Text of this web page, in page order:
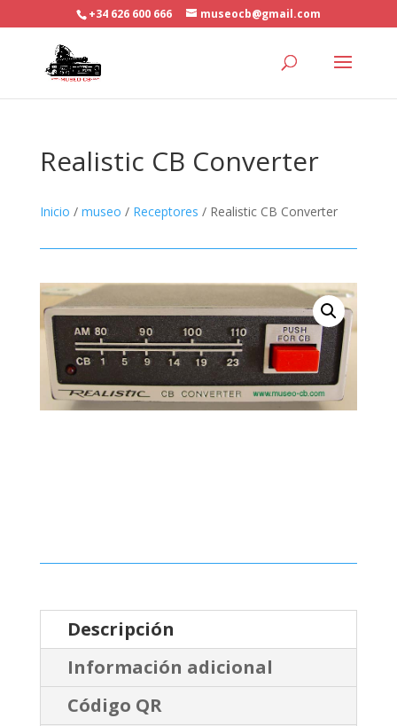
+34 626 600 666 museocb@gmail.com
Realistic CB Converter
Inicio / museo / Receptores / Realistic CB Converter
Descripción
Información adicional
Código QR